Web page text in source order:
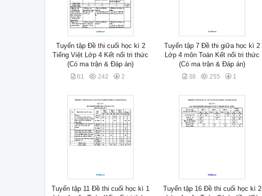
Tuyển tập Đề thi cuối học kì 2
Tiếng Việt Lớp 4 Kết nối tri thức
(Có ma trận & Đáp án)
61 242 2
Tuyển tập 7 Đề thi giữa học kì 2
Lớp 4 môn Toán Kết nối tri thức
(Có ma trận & Đáp án)
38 255 1
Tuyển tập 11 Đề thi cuối học kì 1
Tuyển tập 16 Đề thi cuối học kì 2